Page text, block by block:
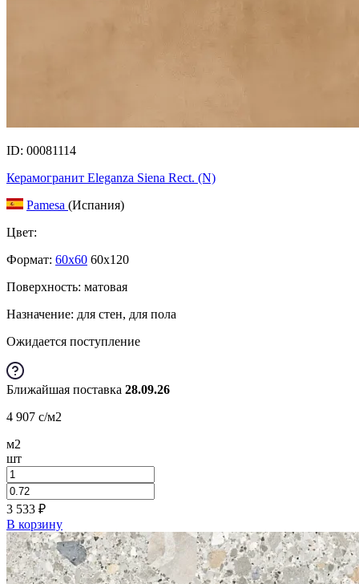
ID: 00081114
Керамогранит Eleganza Siena Rect. (N)
Pamesa (Испания)
Цвет:
Формат: 60x60 60x120
Поверхность: матовая
Назначение: для стен, для пола
Ожидается поступление
Ближайшая поставка 28.09.26
4 907 c/м2
м2
шт
3 533 ₽
В корзину